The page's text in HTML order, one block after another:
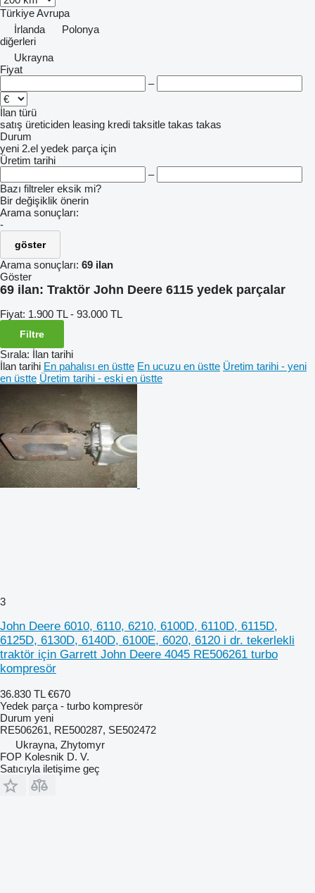
TürkiyeAvrupa
İrlanda
Polonya
diğerleri
Ukrayna
Fiyat
–
İlan türü
satış üreticiden leasing kredi taksitle takas takas
Durum
yeni 2.el yedek parça için
Üretim tarihi
–
Bazı filtreler eksik mi?
Bir değişiklik önerin
Arama sonuçları:
-
göster
Arama sonuçları: 69 ilan
Göster
69 ilan: Traktör John Deere 6115 yedek parçalar
Fiyat: 1.900 TL - 93.000 TL
Filtre
Sırala: İlan tarihi
İlan tarihi En pahalısı en üstte En ucuzu en üstte Üretim tarihi - yeni
en üstte Üretim tarihi - eski en üstte
3
John Deere 6010, 6110, 6210, 6100D, 6110D, 6115D,
6125D, 6130D, 6140D, 6100E, 6020, 6120 i dr. tekerlekli
traktör için Garrett John Deere 4045 RE506261 turbo
kompresör
36.830 TL €670
Yedek parça - turbo kompresör
Durum yeni
RE506261, RE500287, SE502472
Ukrayna, Zhytomyr
FOP Kolesnik D. V.
Satıcıyla iletişime geç